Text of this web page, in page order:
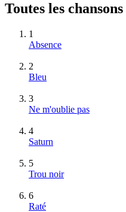
Toutes les chansons
1
Absence
2
Bleu
3
Ne m'oublie pas
4
Saturn
5
Trou noir
6
Raté